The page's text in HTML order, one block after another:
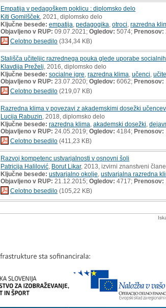
Empatija v pedagoškem poklicu : diplomsko delo
Kiti Gomilšček , 2021, diplomsko delo
Ključne besede: empatija pedagogika otroci razredna
Objavljeno v RUP: 09.07.2021; Ogledov: 5074; Prenosov:
Celotno besedilo (334,34 KB)
Stališča učiteljic razrednega pouka glede uporabe
Klavdija Preželj , 2016, diplomsko delo
Ključne besede: socialne igre razredna klima učenci
Objavljeno v RUP: 23.07.2020; Ogledov: 6062; Prenosov:
Celotno besedilo (219,07 KB)
Razredna klima v povezavi z akademskimi dosežki
Lucija Rabuzin , 2018, diplomsko delo
Ključne besede: razredna klima akademski dosežki
Objavljeno v RUP: 24.05.2019; Ogledov: 4184; Prenosov:
Celotno besedilo (411,23 KB)
Razvoj kompetenc ustvarjalnosti v osnovni šoli
Patricija Halilović Borut Likar, 2013, izvirni znanstveni
Ključne besede: ustvarjalno okolje ustvarjalna razredna
Objavljeno v RUP: 21.12.2015; Ogledov: 4717; Prenosov:
Celotno besedilo (105,22 KB)